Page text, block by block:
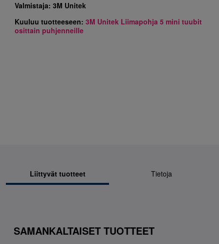
Valmistaja: 3M Unitek
Kuuluu tuotteeseen: 3M Unitek Liimapohja 5 mini tuubit
osittain puhjenneille
Liittyvät tuotteet Tietoja
SAMANKALTAISET TUOTTEET